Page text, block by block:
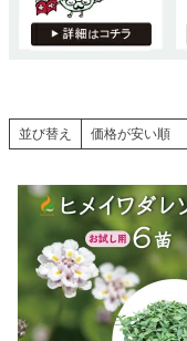
並び替え 価格が安い順